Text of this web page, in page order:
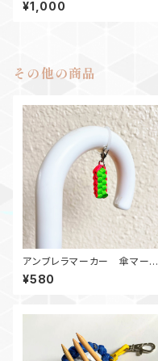
¥1,000
その他の商品
アンブレラマーカー 傘マーカ
ー パラコードBox ピンクセ
ーフティーグリーン
¥580